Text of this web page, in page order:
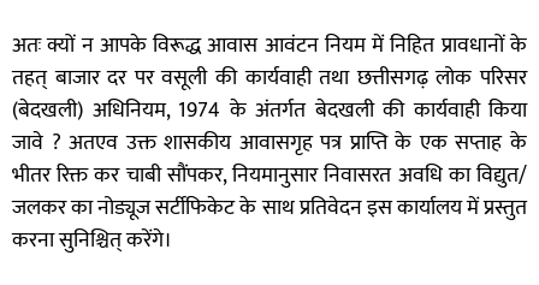
अतः क्यों न आपके विरूद्ध आवास आवंटन नियम में निहित प्रावधानों के
तहत् बाजार दर पर वसूली की कार्यवाही तथा छत्तीसगढ़ लोक परिसर
(बेदखली) अधिनियम, 1974 के अंतर्गत बेदखली की कार्यवाही किया
जावे ? अतएव उक्त शासकीय आवासगृह पत्र प्राप्ति के एक सप्ताह के
भीतर रिक्त कर चाबी सौंपकर, नियमानुसार निवासरत अवधि का विद्युत/
जलकर का नोड्यूज सर्टीफिकेट के साथ प्रतिवेदन इस कार्यालय में प्रस्तुत
करना सुनिश्चित् करेंगे।